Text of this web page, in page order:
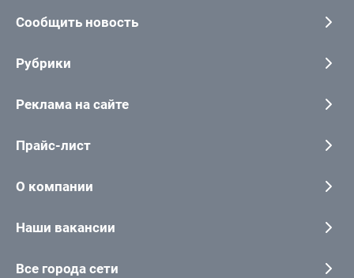
Сообщить новость
Рубрики
Реклама на сайте
Прайс-лист
О компании
Наши вакансии
Все города сети